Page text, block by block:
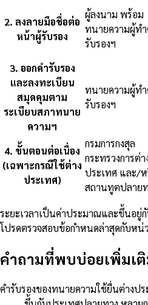
2. ลงลายมือชื่อต่อ
หน้าผู้รับรอง
ผู้ลงนาม พร้อม
ทนายความผู้ทำ
รับรองฯ
3. ออกคำรับรอง
และลงทะเบียน
สมุดคุมตาม
ระเบียบสภาทนาย
ความฯ
ทนายความผู้ทำ
รับรองฯ
4. ขั้นตอนต่อเนื่อง
(เฉพาะกรณีใช้ต่าง
ประเทศ)
กรมการกงสุล
กระทรวงการต่า
ประเทศ และ/
สถานทูตปลาย
ระยะเวลาเป็นค่าประมาณและขึ้นอยู่
โปรดตรวจสอบข้อกำหนดล่าสุดกับหน่
คำถามที่พบบ่อยเพิ่มเ
คำรับรองของทนายความใช้ยื่นต่างป